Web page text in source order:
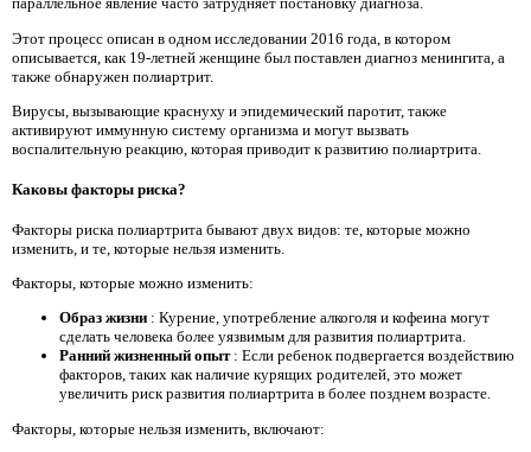
Этот процесс описан в одном исследовании 2016 года, в котором
описывается, как 19-летней женщине был поставлен диагноз менингита, а
также обнаружен полиартрит.
Вирусы, вызывающие краснуху и эпидемический паротит, также
активируют иммунную систему организма и могут вызвать
воспалительную реакцию, которая приводит к развитию полиартрита.
Каковы факторы риска?
Факторы риска полиартрита бывают двух видов: те, которые можно
изменить, и те, которые нельзя изменить.
Факторы, которые можно изменить:
Образ жизни : Курение, употребление алкоголя и кофеина могут
сделать человека более уязвимым для развития полиартрита.
Ранний жизненный опыт : Если ребенок подвергается воздействию
факторов, таких как наличие курящих родителей, это может
увеличить риск развития полиартрита в более позднем возрасте.
Факторы, которые нельзя изменить, включают: